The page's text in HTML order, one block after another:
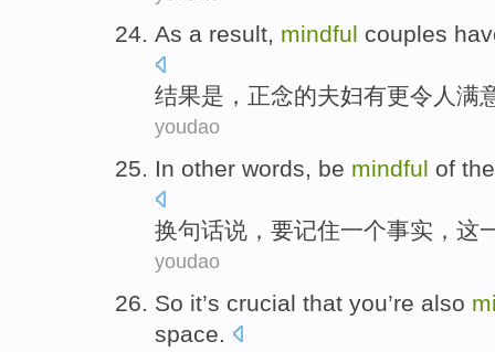
As a result, mindful couples
结果是 ， 正念的夫妇有更令人满
youdao
In other words, be mindful of
换句话说， 要记住一个事实 ， 这
youdao
So it’s crucial that you’re also
space.